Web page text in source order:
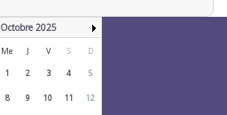
Octobre 2025
Me J V S
D
1
2 3 4 5
8 9 10 11 12